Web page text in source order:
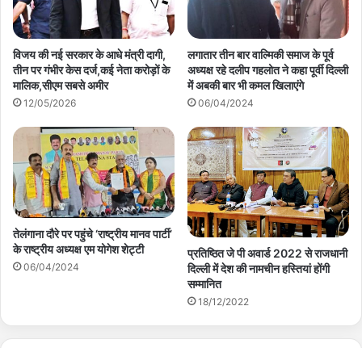
विजय की नई सरकार के आधे मंत्री दागी,
तीन पर गंभीर केस दर्ज,कई नेता करोड़ों के
मालिक,सीएम सबसे अमीर
12/05/2026
लगातार तीन बार वाल्मिकी समाज के पूर्व
अध्यक्ष रहे दलीप गहलोत ने कहा पूर्वी दिल्ली
में अबकी बार भी कमल खिलाएंगे
06/04/2024
तेलंगाना दौरे पर पहुंचे ‘राष्ट्रीय मानव पार्टी’
के राष्ट्रीय अध्यक्ष एम योगेश शेट्टी
06/04/2024
प्रतिष्ठित जे पी अवार्ड 2022 से राजधानी
दिल्ली में देश की नामचीन हस्तियां होंगी
सम्मानित
18/12/2022